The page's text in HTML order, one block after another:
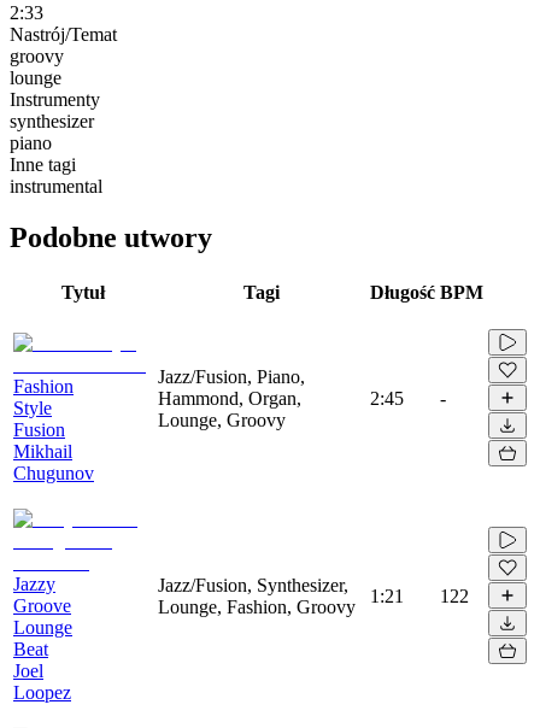
2:33
Nastrój/Temat
groovy
lounge
Instrumenty
synthesizer
piano
Inne tagi
instrumental
Podobne utwory
Tytuł Tagi Długość BPM
Fashion
Style
Fusion
Mikhail
Chugunov
Jazz/Fusion, Piano,
Hammond, Organ,
Lounge, Groovy
2:45 -
Jazzy
Groove
Lounge
Beat
Joel
Loopez
Jazz/Fusion, Synthesizer,
Lounge, Fashion, Groovy
1:21 122